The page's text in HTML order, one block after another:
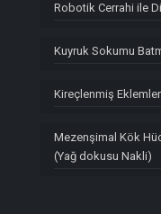
Robotik Cerrahi ile
Kuyruk Sokumu
Kireçlenmiş
Mezenşimal Kök
(Yağ dokusu Nakli)